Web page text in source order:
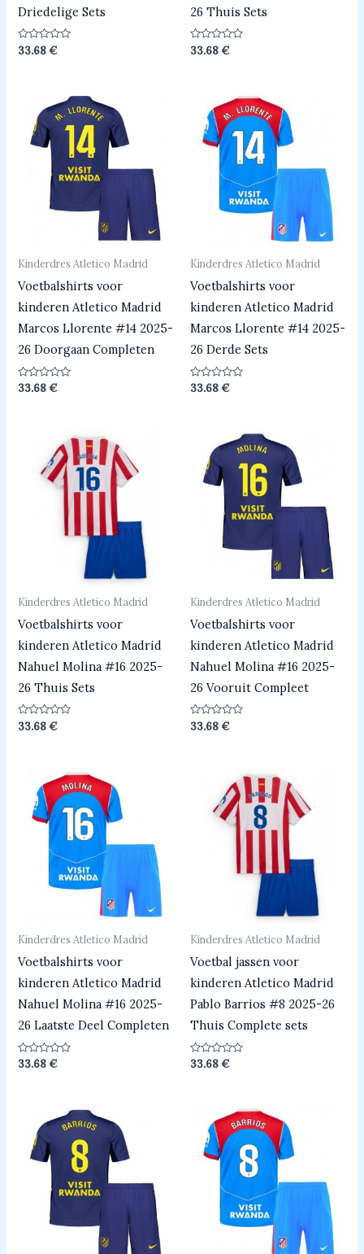
Driedelige Sets
Beoordeeld
0
33.68€
26 Thuis Sets
Beoordeeld
0
33.68€
Kinderdres Atletico Madrid
Voetbalshirts voor
kinderen Atletico Madrid
Marcos Llorente #14 2025-
26 Doorgaan Completen
Beoordeeld
33.68€
Kinderdres Atletico Madrid
Voetbalshirts voor
kinderen Atletico Madrid
Marcos Llorente #14 2025-
26 Derde Sets
Beoordeeld
33.68€
Kinderdres Atletico Madrid
Voetbalshirts voor
kinderen Atletico Madrid
Nahuel Molina #16 2025-
26 Thuis Sets
Beoordeeld
0
33.68€
Kinderdres Atletico Madrid
Voetbalshirts voor
kinderen Atletico Madrid
Nahuel Molina #16 2025-
26 Vooruit Compleet
Beoordeeld
0
33.68€
Kinderdres Atletico Madrid
Voetbalshirts voor
kinderen Atletico Madrid
Nahuel Molina #16 2025-
26 Laatste Deel Completen
Beoordeeld
33.68€
Kinderdres Atletico Madrid
Voetbal jassen voor
kinderen Atletico Madrid
Pablo Barrios #8 2025-26
Thuis Complete sets
Beoordeeld
33.68€